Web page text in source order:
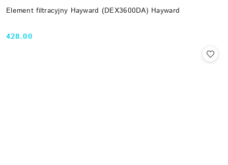
Element filtracyjny Hayward (DEX3600DA) Hayward
Cena:
428.00